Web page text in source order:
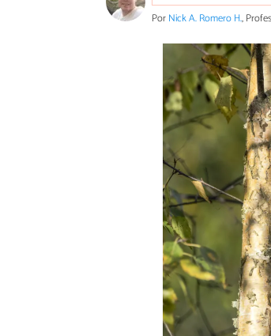
PorNick A. Romero H.,